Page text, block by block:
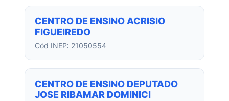
CENTRO DE ENSINO ACRISIO
FIGUEIREDO
Cód INEP: 21050554
CENTRO DE ENSINO DEPUTADO
JOSE RIBAMAR DOMINICI